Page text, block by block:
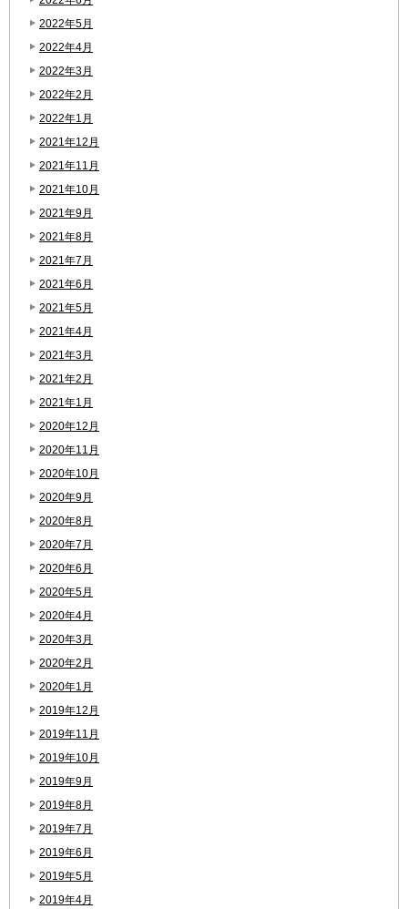
2022年5月
2022年4月
2022年3月
2022年2月
2022年1月
2021年12月
2021年11月
2021年10月
2021年9月
2021年8月
2021年7月
2021年6月
2021年5月
2021年4月
2021年3月
2021年2月
2021年1月
2020年12月
2020年11月
2020年10月
2020年9月
2020年8月
2020年7月
2020年6月
2020年5月
2020年4月
2020年3月
2020年2月
2020年1月
2019年12月
2019年11月
2019年10月
2019年9月
2019年8月
2019年7月
2019年6月
2019年5月
2019年4月